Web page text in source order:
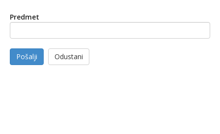
Predmet
Pošalji Odustani